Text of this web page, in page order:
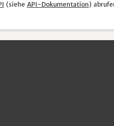
(siehe API-Dokumentation)